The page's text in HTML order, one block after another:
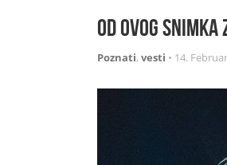
Od ovog
Poznati, vesti • 14.